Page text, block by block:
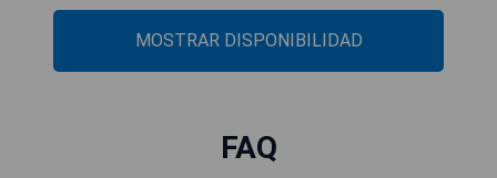
MOSTRAR DISPONIBILIDAD
FAQ